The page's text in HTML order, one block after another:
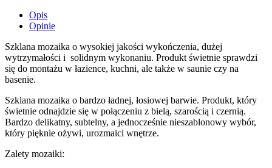
Opis
Opinie
Szklana mozaika o wysokiej jakości wykończenia, dużej
wytrzymałości i solidnym wykonaniu. Produkt świetnie sprawdzi
się do montażu w łazience, kuchni, ale także w saunie czy na
basenie.
Szklana mozaika o bardzo ładnej, łosiowej barwie. Produkt, który
świetnie odnajdzie się w połączeniu z bielą, szarością i czernią.
Bardzo delikatny, subtelny, a jednocześnie nieszablonowy wybór,
który pięknie ożywi, urozmaici wnętrze.
Zalety mozaiki: